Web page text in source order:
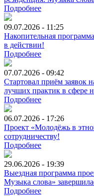
Подробнее
09.07.2026 - 11:25
Накопительная
в действии!
Подробнее
07.07.2026 - 09:42
Стартовал приём заявок
лучших практик в сфере
Подробнее
06.07.2026 - 17:26
Проект «Молодёжь в
сотрудничеству!
Подробнее
29.06.2026 - 19:39
Выездная программа
Музыка слова»
Подробнее